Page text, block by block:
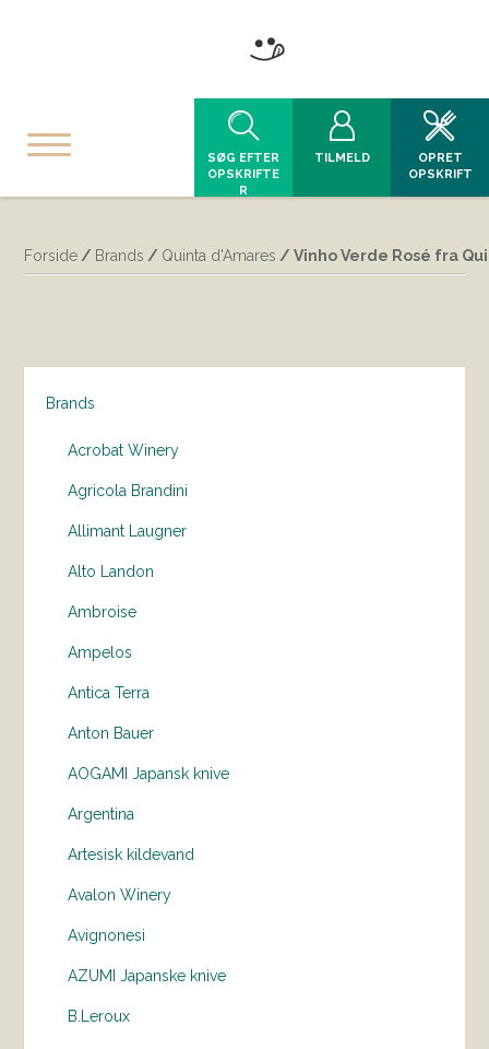
SØG EFTER
OPSKRIFTE
R
TILMELD
OPRET
OPSKRIFT
Forside / Brands / Quinta d'Amares / Vinho Verde Rosé fra
Brands
Acrobat Winery
Agricola Brandini
Allimant Laugner
Alto Landon
Ambroise
Ampelos
Antica Terra
Anton Bauer
AOGAMI Japansk knive
Argentina
Artesisk kildevand
Avalon Winery
Avignonesi
AZUMI Japanske knive
B.Leroux